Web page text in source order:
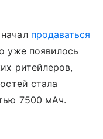
продаваться
уже появилось
ритейлеров,
стала
7500 мАч.